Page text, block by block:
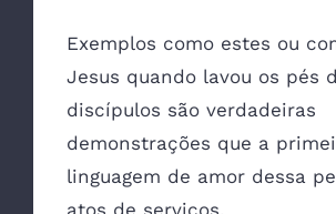
Exemplos como estes ou
Jesus quando lavou os pés
discípulos são verdadeiras
demonstrações que a
linguagem de amor dessa
atos de serviços.